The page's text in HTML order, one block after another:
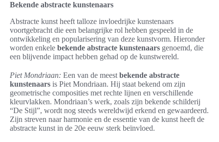
Bekende abstracte kunstenaars
Abstracte kunst heeft talloze invloedrijke kunstenaars
voortgebracht die een belangrijke rol hebben gespeeld in de
ontwikkeling en popularisering van deze kunstvorm. Hieronder
worden enkele bekende abstracte kunstenaars genoemd, die
een blijvende impact hebben gehad op de kunstwereld.
Piet Mondriaan: Een van de meest bekende abstracte
kunstenaars is Piet Mondriaan. Hij staat bekend om zijn
geometrische composities met rechte lijnen en verschillende
kleurvlakken. Mondriaan’s werk, zoals zijn bekende schilderij
“De Stijl”, wordt nog steeds wereldwijd erkend en gewaardeerd.
Zijn streven naar harmonie en de essentie van de kunst heeft de
abstracte kunst in de 20e eeuw sterk beïnvloed.